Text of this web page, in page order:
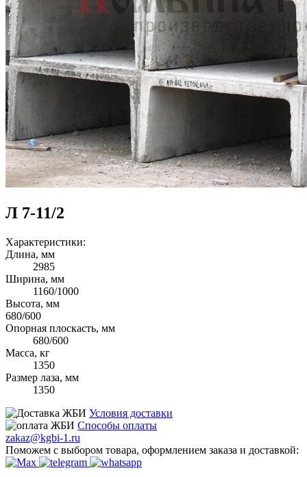
Л 7-11/2
Характеристики:
Длина, мм
2985
Ширина, мм
1160/1000
Высота, мм
680/600
Опорная плоскасть, мм
680/600
Масса, кг
1350
Размер лаза, мм
1350
Условия доставки
Способы оплаты
zakaz@kgbi-1.ru
Поможем с выбором товара, оформлением заказа и доставкой: